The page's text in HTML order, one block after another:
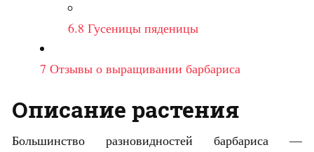
6.8 Гусеницы пяденицы
7 Отзывы о выращивании барбариса
Описание растения
Большинство разновидностей барбариса —